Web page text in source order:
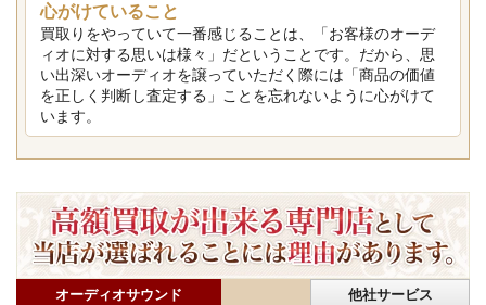
心がけていること
買取りをやっていて一番感じることは、「お客様のオーデ
ィオに対する思いは様々」だということです。だから、思
い出深いオーディオを譲っていただく際には「商品の価値
を正しく判断し査定する」ことを忘れないように心がけて
います。
オーディオサウンド 他社サービス